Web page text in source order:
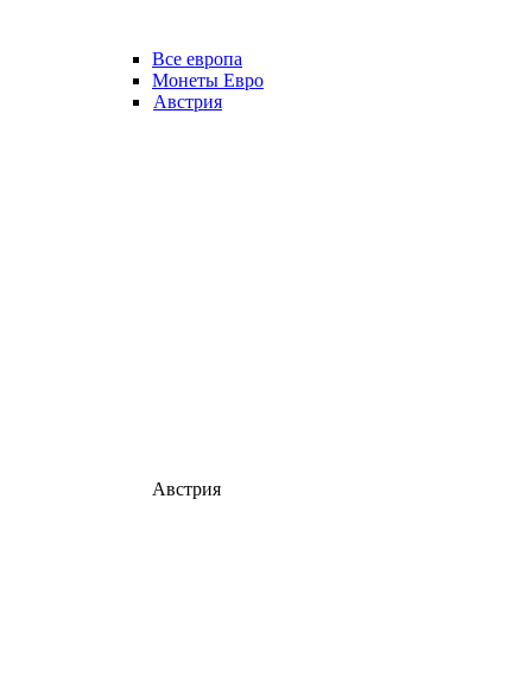
Все европа
Монеты Евро
Австрия
Австрия